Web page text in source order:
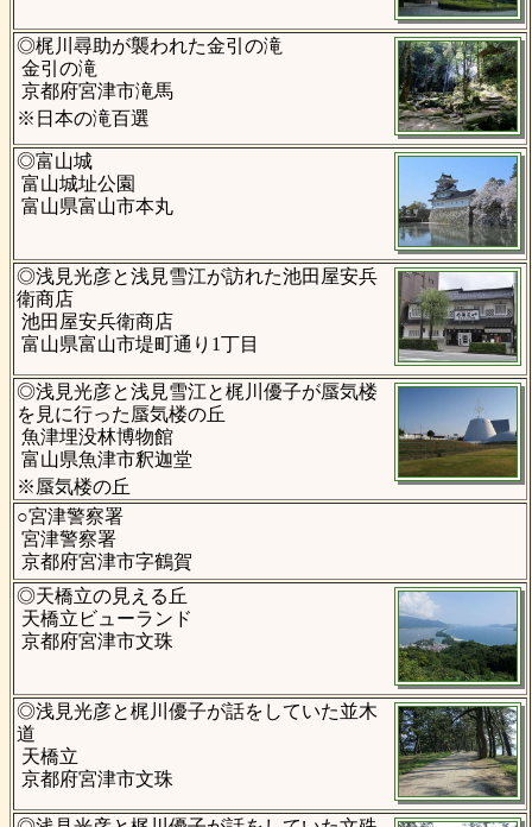
◎梶川尋助が襲われた金引の滝
金引の滝
京都府宮津市滝馬
※日本の滝百選
◎富山城
富山城址公園
富山県富山市本丸
◎浅見光彦と浅見雪江が訪れた池田屋安兵
衛商店
池田屋安兵衛商店
富山県富山市堤町通り1丁目
◎浅見光彦と浅見雪江と梶川優子が蜃気楼
を見に行った蜃気楼の丘
魚津埋没林博物館
富山県魚津市釈迦堂
※蜃気楼の丘
○宮津警察署
宮津警察署
京都府宮津市字鶴賀
◎天橋立の見える丘
天橋立ビューランド
京都府宮津市文珠
◎浅見光彦と梶川優子が話をしていた並木
道
天橋立
京都府宮津市文珠